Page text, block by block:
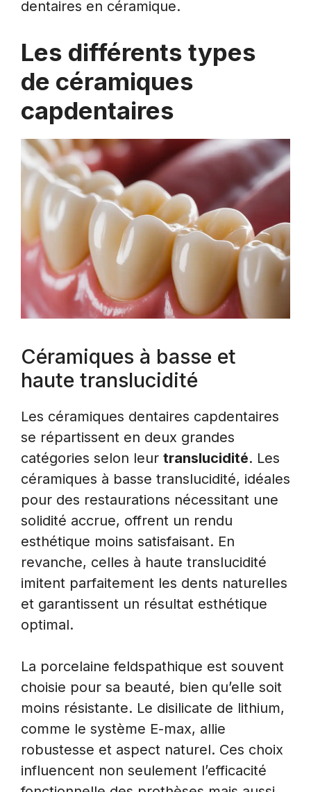
dentaires en céramique.
Les différents types
de céramiques
capdentaires
Céramiques à basse et
haute translucidité
Les céramiques dentaires capdentaires
se répartissent en deux grandes
catégories selon leur translucidité. Les
céramiques à basse translucidité, idéales
pour des restaurations nécessitant une
solidité accrue, offrent un rendu
esthétique moins satisfaisant. En
revanche, celles à haute translucidité
imitent parfaitement les dents naturelles
et garantissent un résultat esthétique
optimal.
La porcelaine feldspathique est souvent
choisie pour sa beauté, bien qu’elle soit
moins résistante. Le disilicate de lithium,
comme le système E-max, allie
robustesse et aspect naturel. Ces choix
influencent non seulement l’efficacité